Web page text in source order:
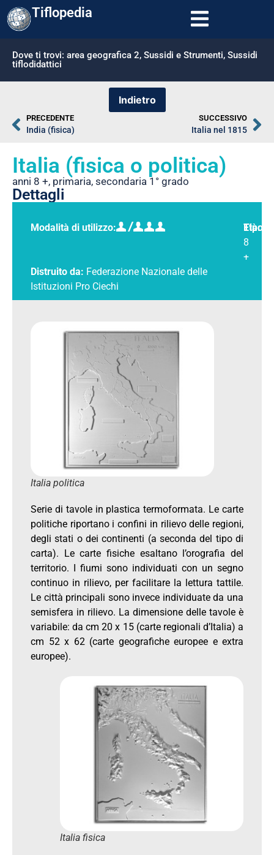
Tiflopedia
Dove ti trovi: area geografica 2, Sussidi e Strumenti, Sussidi
tiflodidattici
PRECEDENTE
India (fisica)
SUCCESSIVO
Italia nel 1815
Italia (fisica o politica)
anni 8 +, primaria, secondaria 1° grado
Dettagli
Modalità di utilizzo:
Età:
8
+
Distruito da: Federazione Nazionale delle
Istituzioni Pro Ciechi
Italia politica
Serie di tavole in plastica termoformata. Le carte
politiche riportano i confini in rilievo delle regioni,
degli stati o dei continenti (a seconda del tipo di
carta). Le carte fisiche esaltano l’orografia del
territorio. I fiumi sono individuati con un segno
continuo in rilievo, per facilitare la lettura tattile.
Le città principali sono invece individuate da una
semisfera in rilievo. La dimensione delle tavole è
variabile: da cm 20 x 15 (carte regionali d’Italia) a
cm 52 x 62 (carte geografiche europee e extra
europee).
Italia fisica